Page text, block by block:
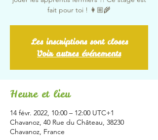
fait pour toi ! 👩🏼‍🌾
Les inscriptions sont closes
Voir autres événements
Heure et lieu
14 févr. 2022, 10:00 – 12:00 UTC+1
Chavanoz, 40 Rue du Château, 38230
Chavanoz, France